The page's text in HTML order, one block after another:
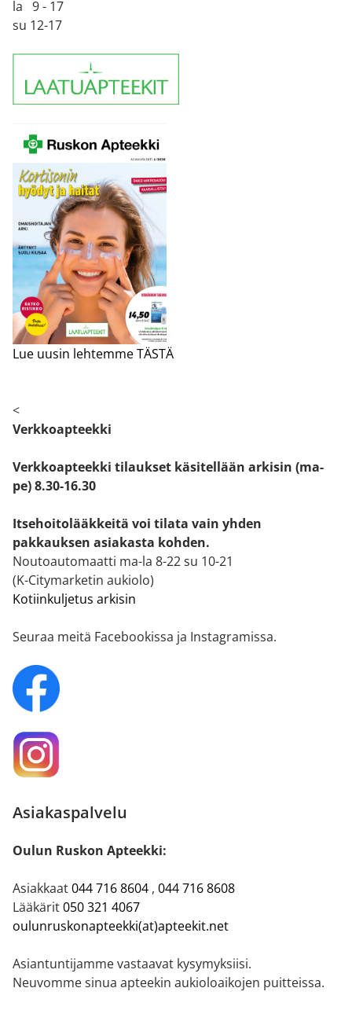
la 9 - 17
su 12-17
Lue uusin lehtemme TÄSTÄ
<
Verkkoapteekki
Verkkoapteekki tilaukset käsitellään arkisin (ma-
pe) 8.30-16.30
Itsehoitolääkkeitä voi tilata vain yhden
pakkauksen asiakasta kohden.
Noutoautomaatti ma-la 8-22 su 10-21
(K-Citymarketin aukiolo)
Kotiinkuljetus arkisin
Seuraa meitä Facebookissa ja Instagramissa.
Asiakaspalvelu
Oulun Ruskon Apteekki:
Asiakkaat044 716 8604 , 044 716 8608
Lääkärit050 321 4067
oulunruskonapteekki(at)apteekit.net
Asiantuntijamme vastaavat kysymyksiisi.
Neuvomme sinua apteekin aukioloaikojen puitteissa.